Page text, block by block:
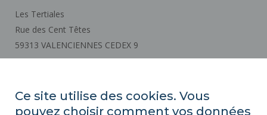
Les Tertiales
Rue des Cent Têtes
59313 VALENCIENNES CEDEX 9
Ce site utilise des cookies. Vous
pouvez choisir comment vos données